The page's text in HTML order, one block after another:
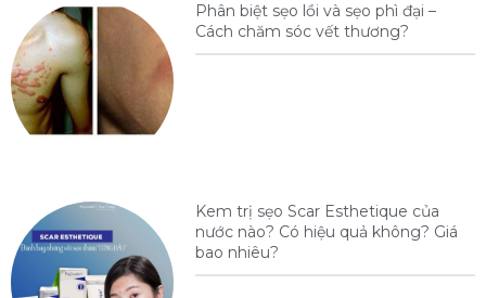
Phân biệt sẹo lồi và sẹo phì đại –
Cách chăm sóc vết thương?
Kem trị sẹo Scar Esthetique của
nước nào? Có hiệu quả không? Giá
bao nhiêu?